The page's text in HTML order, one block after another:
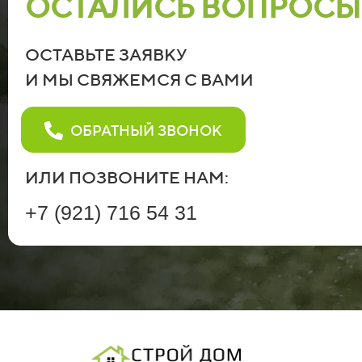
ОСТАВЬТЕ ЗАЯВКУ
И МЫ СВЯЖЕМСЯ С ВАМИ
ОБРАТНЫЙ ЗВОНОК
ИЛИ ПОЗВОНИТЕ НАМ:
+7 (921) 716 54 31